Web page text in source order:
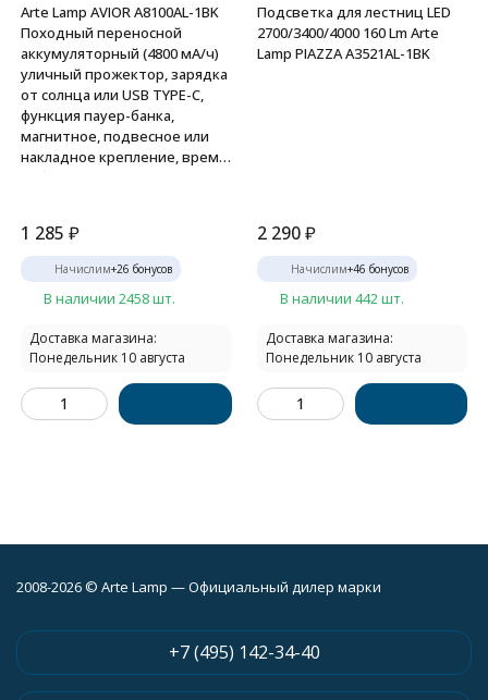
Arte Lamp AVIOR A8100AL-1BK
Походный переносной
аккумуляторный (4800 мА/ч)
уличный прожектор, зарядка
от солнца или USB TYPE-C,
функция пауер-банка,
магнитное, подвесное или
накладное крепление, время
работы 4-8 часов, LED 10Вт
1 285 ₽
Начислим+26 бонусов
В наличии 2458 шт.
Доставка магазина:
Понедельник 10 августа
Подсветка для лестниц LED
2700/3400/4000 160 Lm Arte
Lamp PIAZZA A3521AL-1BK
2 290 ₽
Начислим+46 бонусов
В наличии 442 шт.
Доставка магазина:
Понедельник 10 августа
2008-2026 © Arte Lamp — Официальный дилер марки
+7 (495) 142-34-40